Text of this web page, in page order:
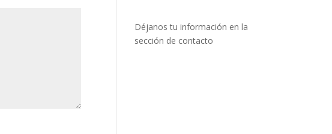
Déjanos tu información en la
sección de contacto